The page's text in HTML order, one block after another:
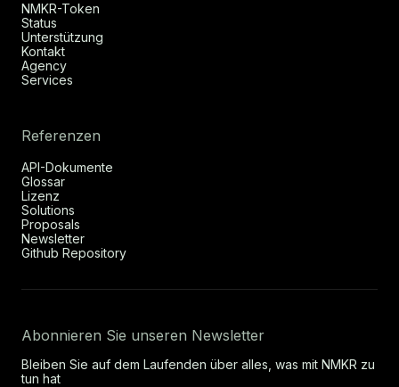
NMKR-Token
Status
Unterstützung
Kontakt
Agency
Services
Referenzen
API-Dokumente
Glossar
Lizenz
Solutions
Proposals
Newsletter
Github Repository
Abonnieren Sie unseren Newsletter
Bleiben Sie auf dem Laufenden über alles, was mit NMKR zu
tun hat